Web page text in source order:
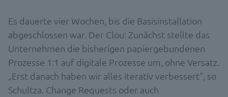
Es dauerte vier Wochen, bis die Basisinstallation
abgeschlossen war. Der Clou: Zunächst stellte das
Unternehmen die bisherigen papiergebundenen
Prozesse 1:1 auf digitale Prozesse um, ohne Versatz.
„Erst danach haben wir alles iterativ verbessert“, so
Schultza. Change Requests oder auch